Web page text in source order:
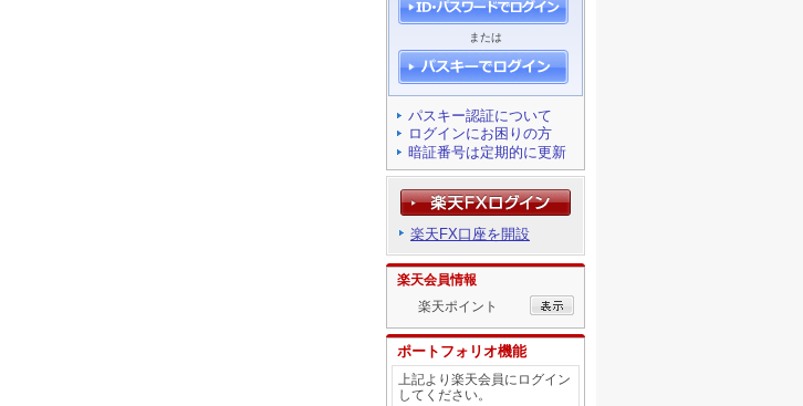
または
パスキー認証について
ログインにお困りの方
暗証番号は定期的に更新
楽天FX口座を開設
楽天会員情報
楽天ポイント
ポートフォリオ機能
上記より楽天会員にログイン
してください。